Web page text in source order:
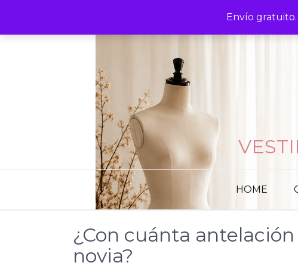
Envío gratuito.
content
HOME
¿Con cuánta
novia?